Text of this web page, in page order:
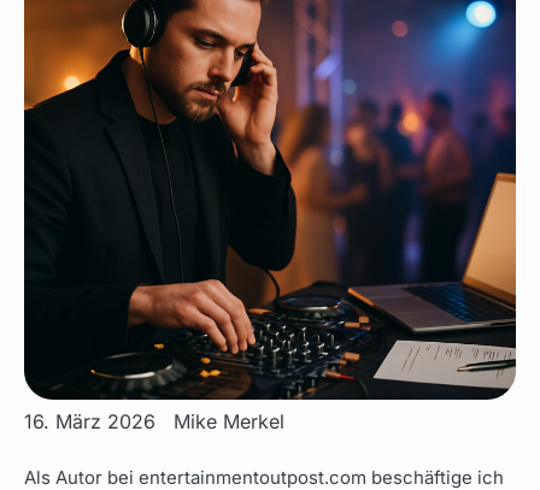
16. März 2026 Mike Merkel
Als Autor bei entertainmentoutpost.com beschäftige ich